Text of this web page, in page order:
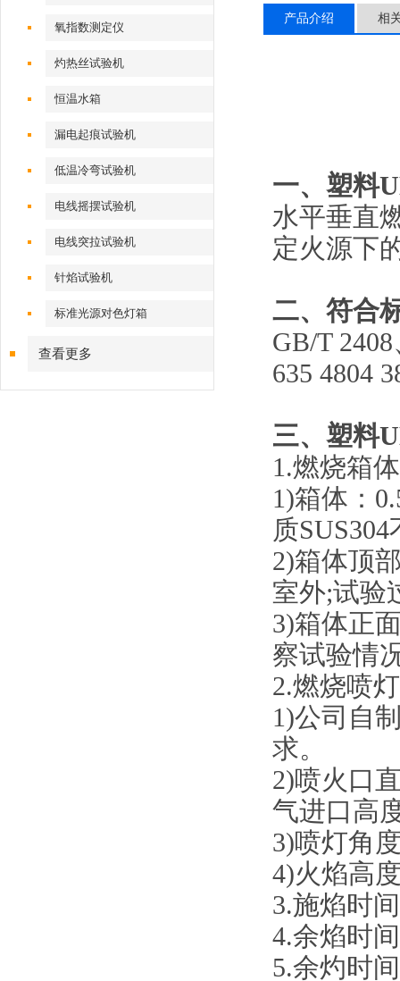
氧指数测定仪
灼热丝试验机
恒温水箱
漏电起痕试验机
低温冷弯试验机
电线摇摆试验机
电线突拉试验机
针焰试验机
标准光源对色灯箱
查看更多
产品介绍 相
一、 塑料
水平垂直
定火源下
二、符合
GB/T
635 4804
三、 塑料
1.燃烧箱
1)箱体：
质
2)箱体顶
室外;试验
3)箱体正
察试验情
2.燃烧喷
1)公司自
求。
2)喷火口
气进口高
3)喷灯角
4)火焰高
3.施焰时
4.余焰时
5.余灼时